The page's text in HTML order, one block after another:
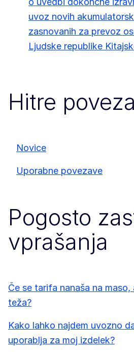
uvoz novih
zasnovanih za prevoz
Ljudske republike
Hitre
Novice
Uporabne povezave
Pogosto
vprašanja
Če se tarifa nanaša na
teža?
Kako lahko najdem uvozno
uporablja za moj izdelek?